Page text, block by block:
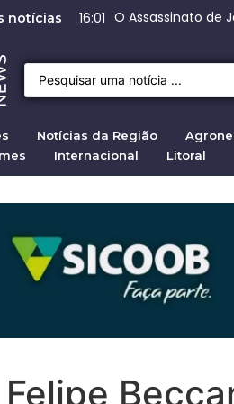
notícias 16:01
09:04 Range R
Justiça pela
Justiça para
Justiça pela
Quirno destaca
Notícias da Região
Internacional Litoral
Felipe